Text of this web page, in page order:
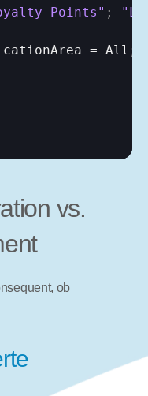
Points" ;
= All
vs.
ob